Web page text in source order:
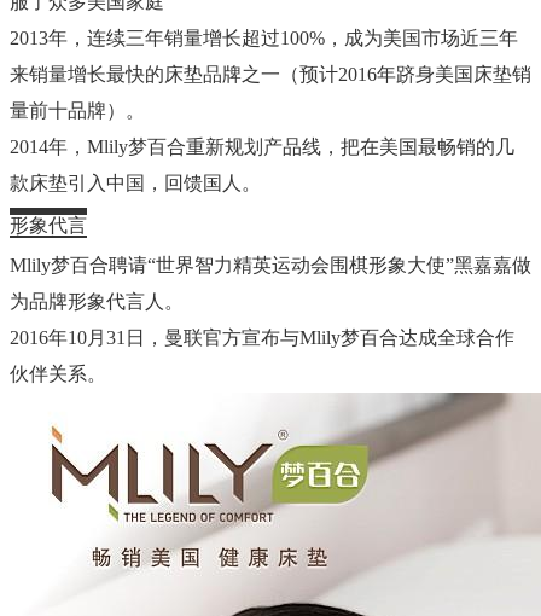
2013年，连续三年销量增长超过100% ，成为美国市场近三年
来销量增长最快的床垫品牌之一（预计2016年跻身美国床垫销
量前十品牌）。
2014年， Mlily梦百合重新规划产品线，把在美国最畅销的几
款床垫引入中国，回馈国人。
形象代言
Mlily梦百合聘请“世界智力精英运动会围棋形象大使”黑嘉嘉做
为品牌形象代言人 。
2016年10月31日，曼联官方宣布与Mlily梦百合达成全球合作
伙伴关系。